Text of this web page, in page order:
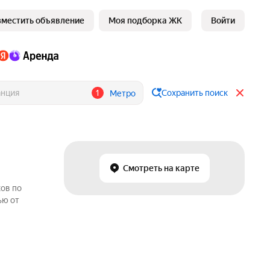
объявление Моя подборка ЖК Войти
1 Метро Сохранить поиск
Смотреть на карте
по
от